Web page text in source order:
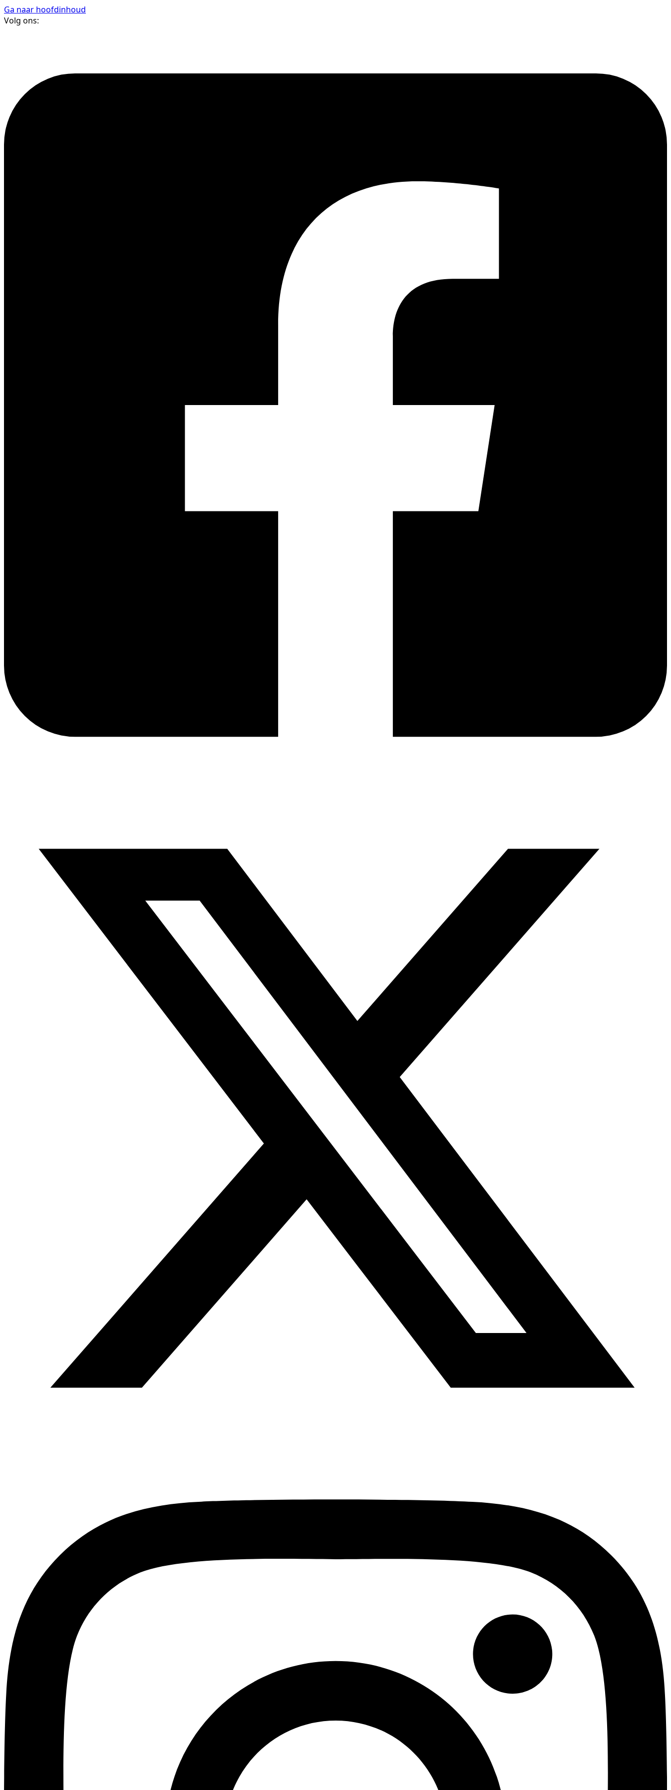
Ga naar hoofdinhoud
Volg ons: